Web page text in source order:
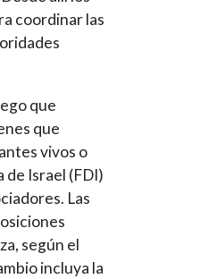
coordinar las
que
que
vivos o
de Israel (FDI)
Las
según el
incluya la